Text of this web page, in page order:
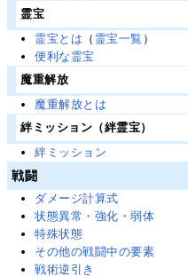
霊宝
霊宝とは （ 霊宝一覧 ）
便利な霊宝
魔重解放
魔重解放とは
絆ミッション（絆霊宝）
絆ミッション
戦闘
ダメージ計算式
状態異常・強化・弱体
特殊状態
その他の戦闘中の要素
戦術逆引き